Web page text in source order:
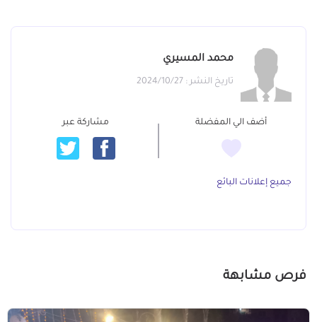
محمد المسيري
تاريخ النشر : 2024/10/27
أضف الي المفضلة مشاركة عبر
جميع إعلانات البائع
فرص مشابهة